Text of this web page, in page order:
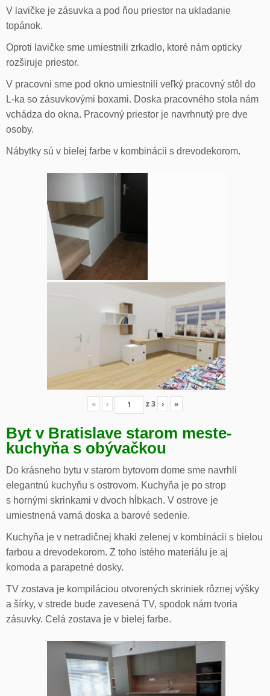
V lavičke je zásuvka a pod ňou priestor na ukladanie
topánok.
Oproti lavičke sme umiestnili zrkadlo, ktoré nám opticky
rozširuje priestor.
V pracovni sme pod okno umiestnili veľký pracovný stôl do
L-ka so zásuvkovými boxami. Doska pracovného stola nám
vchádza do okna. Pracovný priestor je navrhnutý pre dve
osoby.
Nábytky sú v bielej farbe v kombinácii s drevodekorom.
« ‹ z3 › »
Byt v Bratislave starom meste-
kuchyňa s obývačkou
Do krásneho bytu v starom bytovom dome sme navrhli
elegantnú kuchyňu s ostrovom. Kuchyňa je po strop
s hornými skrinkami v dvoch hĺbkach. V ostrove je
umiestnená varná doska a barové sedenie.
Kuchyňa je v netradičnej khaki zelenej v kombinácii s bielou
farbou a drevodekorom. Z toho istého materiálu je aj
komoda a parapetné dosky.
TV zostava je kompiláciou otvorených skriniek rôznej výšky
a šírky, v strede bude zavesená TV, spodok nám tvoria
zásuvky. Celá zostava je v bielej farbe.